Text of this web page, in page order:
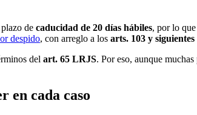
de caducidad de 20 días hábiles, por lo
despido, con arreglo a los arts. 103 y
del art. 65 LRJS. Por eso, aunque
en cada caso